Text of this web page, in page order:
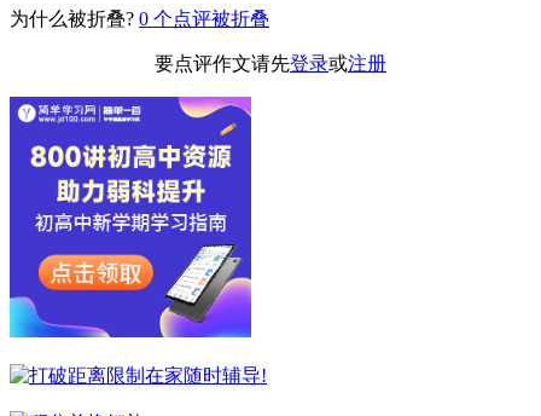
为什么被折叠? 0 个点评被折叠
要点评作文请先登录或注册